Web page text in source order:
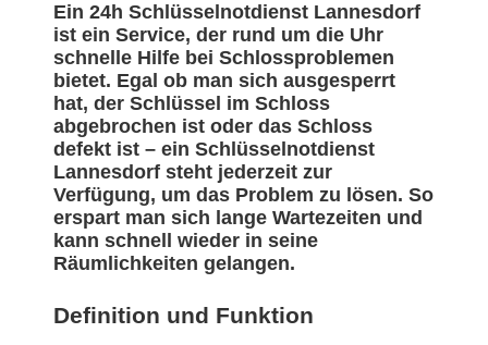
Ein 24h Schlüsselnotdienst Lannesdorf
ist ein Service, der rund um die Uhr
schnelle Hilfe bei Schlossproblemen
bietet. Egal ob man sich ausgesperrt
hat, der Schlüssel im Schloss
abgebrochen ist oder das Schloss
defekt ist – ein Schlüsselnotdienst
Lannesdorf steht jederzeit zur
Verfügung, um das Problem zu lösen. So
erspart man sich lange Wartezeiten und
kann schnell wieder in seine
Räumlichkeiten gelangen.
Definition und Funktion